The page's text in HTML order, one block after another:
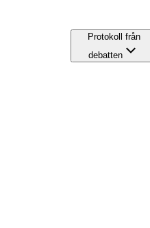
Protokoll från
debatten